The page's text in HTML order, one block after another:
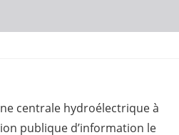
centrale hydroélectrique à
publique d’information le